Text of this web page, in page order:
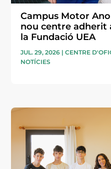
Campus Motor
nou centre adherit
la Fundació UEA
JUL. 29, 2026 |CENTRE
NOTÍCIES